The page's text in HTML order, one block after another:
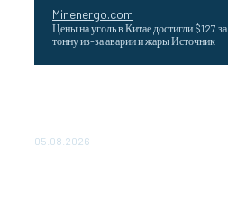
Minenergo.com
Цены на уголь в Китае достигли $127 за
тонну из-за аварии и жары Источник
05.08.2026